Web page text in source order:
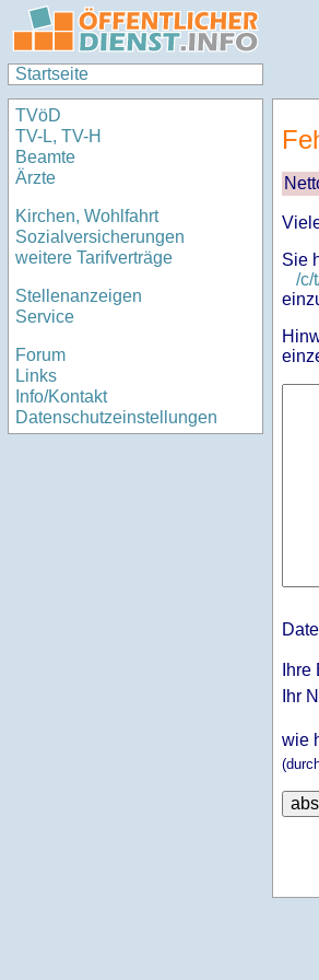
Startseite
TVöD
TV-L, TV-H
Beamte
Ärzte
Kirchen, Wohlfahrt
Sozialversicherungen
weitere Tarifverträge
Stellenanzeigen
Service
Forum
Links
Info/Kontakt
Datenschutzeinstellungen
Sie
/c/
Ihr
wie